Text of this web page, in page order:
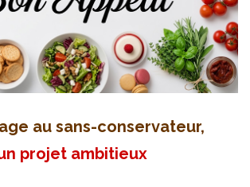
au sans-conservateur,
projet ambitieux